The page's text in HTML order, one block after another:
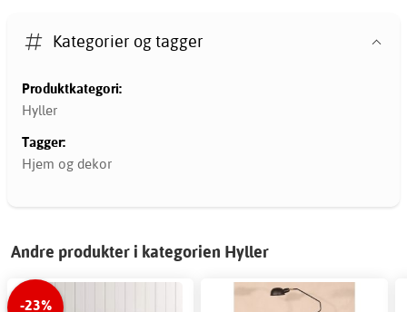
Kategorier og tagger
Produktkategori:
Hyller
Tagger:
Hjem og dekor
Andre produkter i kategorien Hyller
-23%